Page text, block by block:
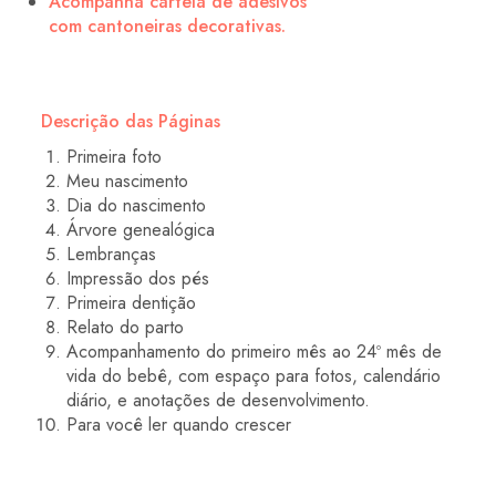
com cantoneiras decorativas.
Descrição das Páginas
Primeira foto
Meu nascimento
Dia do nascimento
Árvore genealógica
Lembranças
Impressão dos pés
Primeira dentição
Relato do parto
Acompanhamento do primeiro mês ao 24º mês de
vida do bebê, com espaço para fotos, calendário
diário, e anotações de desenvolvimento.
Para você ler quando crescer